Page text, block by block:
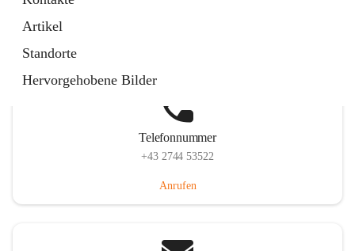
Artikel
Standorte
Hervorgehobene Bilder
Telefonnummer
+43 2744 53522
Anrufen